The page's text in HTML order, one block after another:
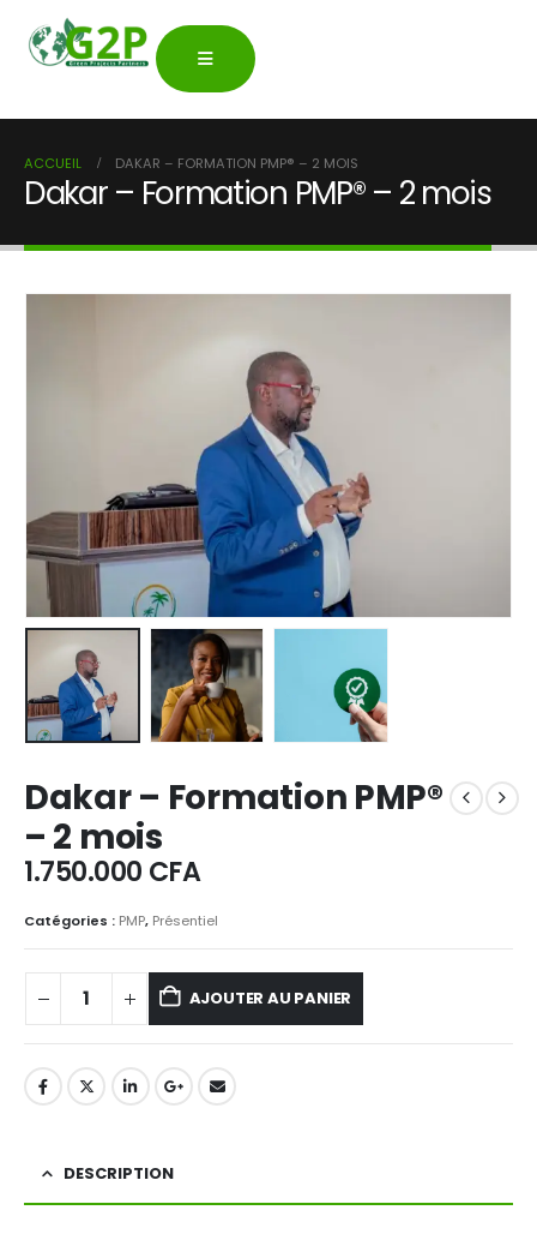
ACCUEIL DAKAR – FORMATION PMP® – 2 MOIS
Dakar – Formation PMP® – 2 mois
Dakar – Formation PMP®
– 2 mois
1.750.000 CFA
Catégories : PMP, Présentiel
AJOUTER AU PANIER
DESCRIPTION